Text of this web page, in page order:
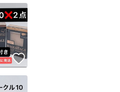
いいね！